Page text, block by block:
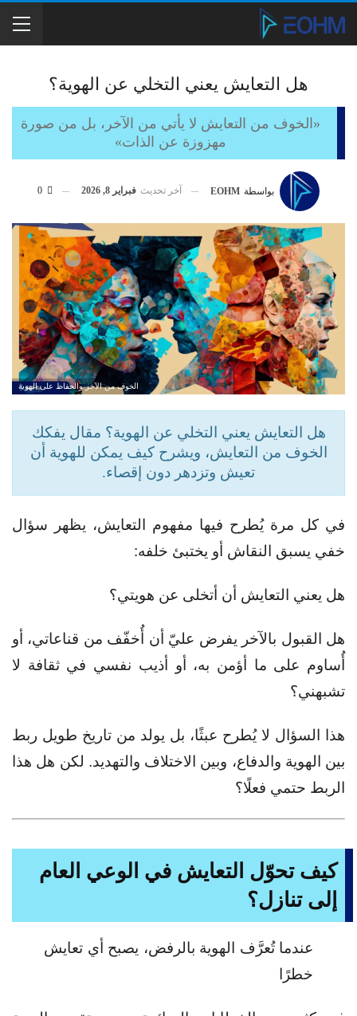
هل التعايش يعني التخلي عن الهوية؟
«الخوف من التعايش لا يأتي من الآخر، بل من صورة
مهزوزة عن الذات»
بواسطة EOHM آخر تحديث فبراير 8, 2026
الخوف من الآخر والحفاظ على الهوية
هل التعايش يعني التخلي عن الهوية؟ مقال يفكك
الخوف من التعايش، ويشرح كيف يمكن للهوية أن
تعيش وتزدهر دون إقصاء.
في كل مرة يُطرح فيها مفهوم التعايش، يظهر سؤال
خفي يسبق النقاش أو يختبئ خلفه:
هل يعني التعايش أن أتخلى عن هويتي؟
هل القبول بالآخر يفرض عليّ أن أُخفّف من قناعاتي، أو
أُساوم على ما أؤمن به، أو أذيب نفسي في ثقافة لا
تشبهني؟
هذا السؤال لا يُطرح عبثًا، بل يولد من تاريخ طويل ربط
بين الهوية والدفاع، وبين الاختلاف والتهديد. لكن هل هذا
الربط حتمي فعلًا؟
كيف تحوّل التعايش في الوعي العام
إلى تنازل؟
عندما تُعرَّف الهوية بالرفض، يصبح أي تعايش
خطرًا